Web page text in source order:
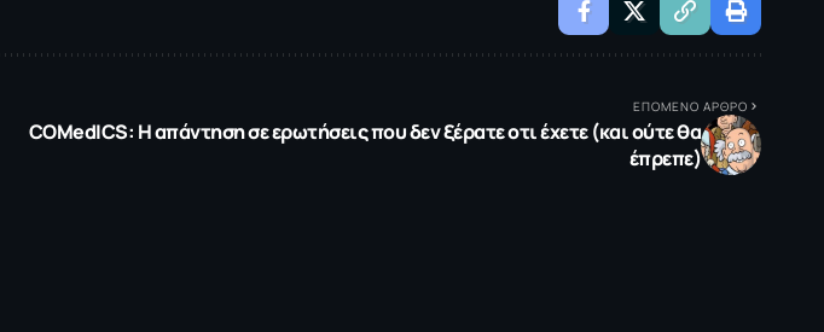
ΕΠΟΜΕΝΟ ΑΡΘΡΟ
COMedICS: Η απάντηση σε ερωτήσεις που δεν ξέρατε οτι έχετε (και ούτε θα
έπρεπε)